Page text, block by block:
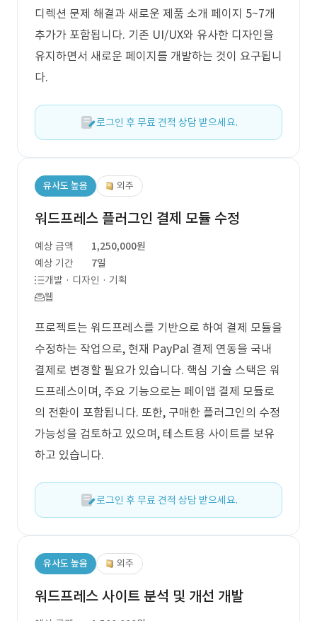
디렉션 문제 해결과 새로운 제품 소개 페이지 5~7개
추가가 포함됩니다. 기존 UI/UX와 유사한 디자인을
유지하면서 새로운 페이지를 개발하는 것이 요구됩니
다.
로그인 후 무료 견적 상담 받으세요.
유사도 높음 외주
워드프레스 플러그인 결제 모듈 수정
예상 금액
1,250,000원
예상 기간
7일
개발 · 디자인 · 기획
웹
프로젝트는 워드프레스를 기반으로 하여 결제 모듈을
수정하는 작업으로, 현재 PayPal 결제 연동을 국내
결제로 변경할 필요가 있습니다. 핵심 기술 스택은 워
드프레스이며, 주요 기능으로는 페이앱 결제 모듈로
의 전환이 포함됩니다. 또한, 구매한 플러그인의 수정
가능성을 검토하고 있으며, 테스트용 사이트를 보유
하고 있습니다.
로그인 후 무료 견적 상담 받으세요.
유사도 높음 외주
워드프레스 사이트 분석 및 개선 개발